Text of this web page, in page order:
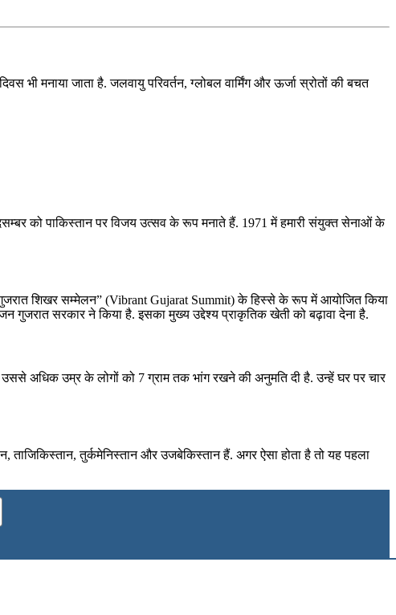
भी मनाया जाता है. जलवायु परिवर्तन, ग्‍लोबल वार्मिंग और ऊर्जा स्रोतों की बचत
को पाकिस्‍तान पर विजय उत्‍सव के रूप मनाते हैं. 1971 में हमारी संयुक्‍त सेनाओं के
शिखर सम्मेलन” (Vibrant Gujarat Summit) के हिस्से के रूप में आयोजित किया
गुजरात सरकार ने किया है. इसका मुख्‍य उद्देश्‍य प्राकृतिक खेती को बढ़ावा देना है.
अधिक उम्र के लोगों को 7 ग्राम तक भांग रखने की अनुमति दी है. उन्हें घर पर चार
तुर्कमेनिस्तान और उजबेकिस्तान हैं. अगर ऐसा होता है तो यह पहला